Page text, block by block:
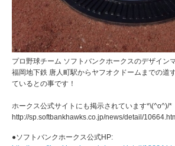
プロ野球チーム ソフトバンクホークスのデザイン
福岡地下鉄 唐人町駅からヤフオクドームまでの道
ているとの事です！
ホークス公式サイトにも掲示されています*\(^o^)/*
http://sp.softbankhawks.co.jp/news/detail/
●ソフトバンクホークス公式HP: